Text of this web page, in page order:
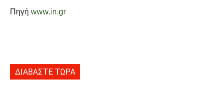
Πηγή www.in.gr
ΔΙΑΒΑΣΤΕ ΤΩΡΑ